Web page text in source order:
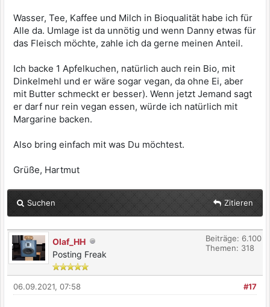
Wasser, Tee, Kaffee und Milch in Bioqualität habe ich für
Alle da. Umlage ist da unnötig und wenn Danny etwas für
das Fleisch möchte, zahle ich da gerne meinen Anteil.
Ich backe 1 Apfelkuchen, natürlich auch rein Bio, mit
Dinkelmehl und er wäre sogar vegan, da ohne Ei, aber
mit Butter schmeckt er besser). Wenn jetzt Jemand sagt
er darf nur rein vegan essen, würde ich natürlich mit
Margarine backen.
Also bring einfach mit was Du möchtest.
Grüße, Hartmut
Suchen Zitieren
Olaf_HH
Posting Freak
Beiträge: 6.100
Themen: 318
#17
06.09.2021, 07:58